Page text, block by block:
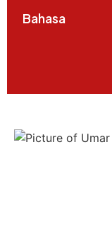
Bahasa